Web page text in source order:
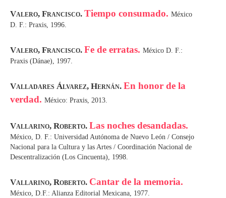
Valero, Francisco. Tiempo consumado. México
D. F.: Praxis, 1996.
Valero, Francisco. Fe de erratas. México D. F.:
Praxis (Dánae), 1997.
Valladares Álvarez, Hernán. En honor de la
verdad. México: Praxis, 2013.
Vallarino, Roberto. Las noches desandadas.
México, D. F.: Universidad Autónoma de Nuevo León / Consejo
Nacional para la Cultura y las Artes / Coordinación Nacional de
Descentralización (Los Cincuenta), 1998.
Vallarino, Roberto. Cantar de la memoria.
México, D.F.: Alianza Editorial Mexicana, 1977.